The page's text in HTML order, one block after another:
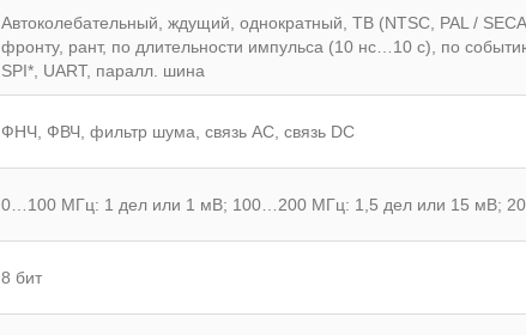
Автоколебательный, ждущий, однократный, ТВ (NTSC, PAL /
фронту, рант, по длительности импульса (10 нс…10 с), по
SPI*, UART, паралл. шина
ФНЧ, ФВЧ, фильтр шума, связь АС, связь DC
0…100 МГц: 1 дел или 1 мВ; 100…200 МГц: 1,5 дел или 15 мВ;
8 бит